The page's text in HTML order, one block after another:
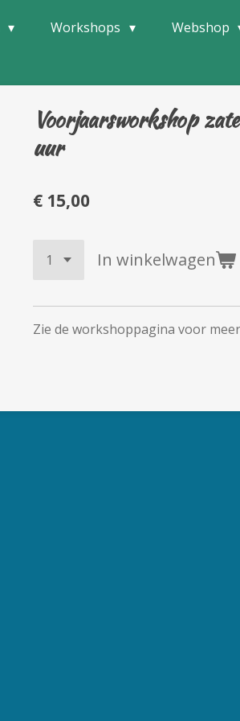
Workshops Webshop
Voorjaarsworkshop
uur
€ 15,00
In winkelwagen
Zie de workshoppagina voor